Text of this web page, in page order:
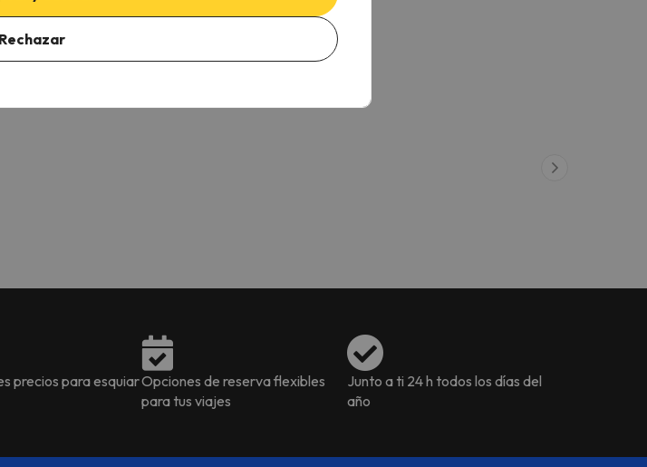
precios para esquiarOpciones de reserva flexibles
para tus viajes
Junto a ti 24 h todos los días del
año
Rechazar